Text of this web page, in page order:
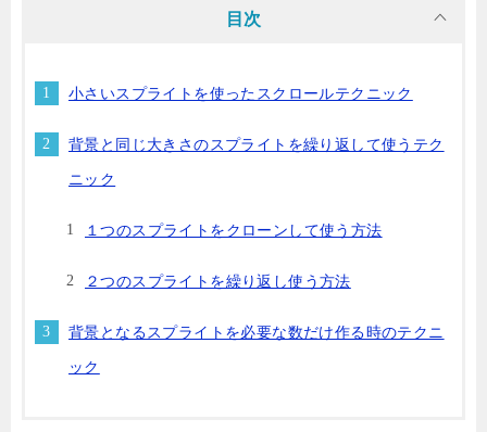
目次
小さいスプライトを使ったスクロールテクニック
背景と同じ大きさのスプライトを繰り返して使うテク
ニック
１つのスプライトをクローンして使う方法
２つのスプライトを繰り返し使う方法
背景となるスプライトを必要な数だけ作る時のテクニ
ック